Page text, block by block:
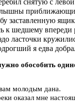
снятую с левой
заставленную
к шедшему впереди
ласточки
я едва
обособить
молодым дана.
оказал мне